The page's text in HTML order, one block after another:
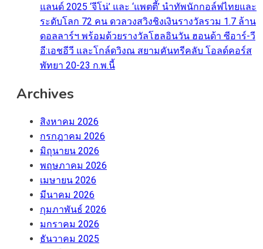
แลนด์ 2025 ‘จีโน่’ และ ‘แพตตี้’ นำทัพนักกอล์ฟไทยและ
ระดับโลก 72 คน ดวลวงสวิงชิงเงินรางวัลรวม 1.7 ล้าน
ดอลลาร์ฯ พร้อมด้วยรางวัลโฮลอินวัน ฮอนด้า ซีอาร์-วี
อี:เอชอีวี และโกล์ดวิงณ สยามคันทรีคลับ โอลด์คอร์ส
พัทยา 20-23 ก.พ.นี้
Archives
สิงหาคม 2026
กรกฎาคม 2026
มิถุนายน 2026
พฤษภาคม 2026
เมษายน 2026
มีนาคม 2026
กุมภาพันธ์ 2026
มกราคม 2026
ธันวาคม 2025